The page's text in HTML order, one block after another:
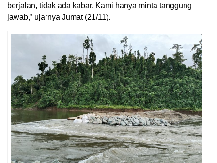
berjalan, tidak ada kabar. Kami hanya minta tanggung
jawab,” ujarnya Jumat (21/11).